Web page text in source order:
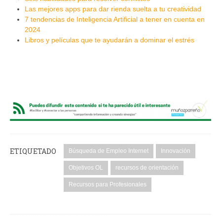
Las mejores apps para dar rienda suelta a tu creatividad
7 tendencias de Inteligencia Artificial a tener en cuenta en
2024
Libros y películas que te ayudarán a dominar el estrés
ETIQUETADO Búsqueda de Empleo Internet Innovación
Objetivos OL recursos de orientación
Recursos para Profesionales